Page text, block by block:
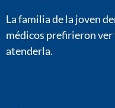
La familia de la joven
médicos prefirieron
atenderla.